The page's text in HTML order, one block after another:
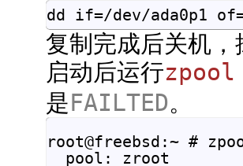
dd if=/dev/ada0p1
复制完成后关机，
启动后运行
是FAILTED。
root@freebsd:~ #
  pool: zroot